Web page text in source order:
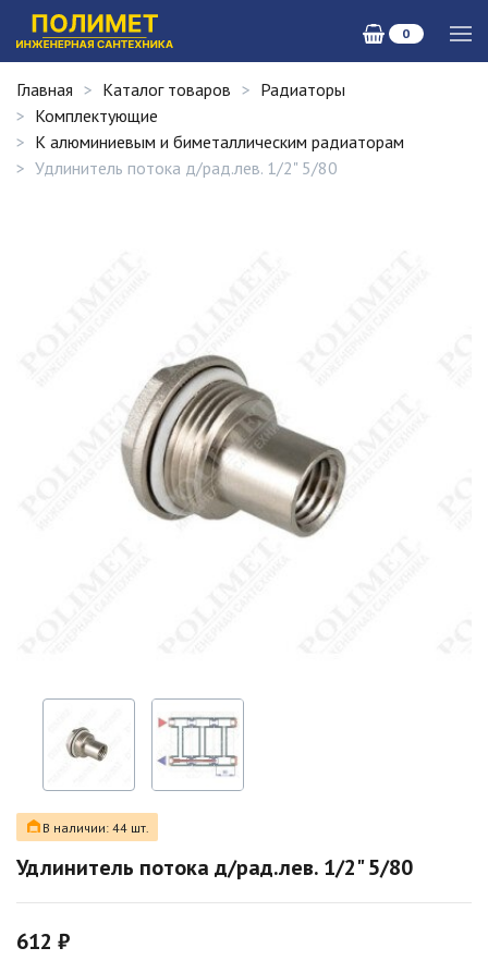
0
Главная Каталог товаров
Радиаторы
Комплектующие
К алюминиевым и биметаллическим радиаторам
Удлинитель потока д/рад.лев. 1/2" 5/80
В наличии: 44 шт.
Удлинитель потока д/рад.лев. 1/2" 5/80
612 ₽